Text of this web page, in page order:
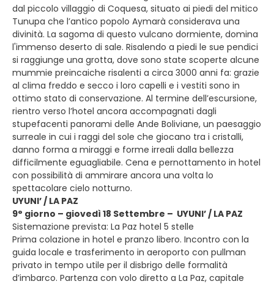
dal piccolo villaggio di Coquesa, situato ai piedi del mitico
Tunupa che l’antico popolo Aymarà considerava una
divinità. La sagoma di questo vulcano dormiente, domina
l'immenso deserto di sale. Risalendo a piedi le sue pendici
si raggiunge una grotta, dove sono state scoperte alcune
mummie preincaiche risalenti a circa 3000 anni fa: grazie
al clima freddo e secco i loro capelli e i vestiti sono in
ottimo stato di conservazione. Al termine dell’escursione,
rientro verso l’hotel ancora accompagnati dagli
stupefacenti panorami delle Ande Boliviane, un paesaggio
surreale in cui i raggi del sole che giocano tra i cristalli,
danno forma a miraggi e forme irreali dalla bellezza
difficilmente eguagliabile. Cena e pernottamento in hotel
con possibilità di ammirare ancora una volta lo
spettacolare cielo notturno.
UYUNI’ / LA PAZ
9° giorno – giovedì 18 Settembre – UYUNI’ / LA PAZ
Sistemazione prevista: La Paz hotel 5 stelle
Prima colazione in hotel e pranzo libero. Incontro con la
guida locale e trasferimento in aeroporto con pullman
privato in tempo utile per il disbrigo delle formalità
d’imbarco. Partenza con volo diretto a La Paz, capitale